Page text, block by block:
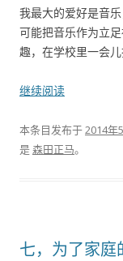
我最大的爱好是音
可能把音乐作为立
趣，在学校里一会
继续阅读
本条目发布于2014年
是森田正马。
七，为了家庭